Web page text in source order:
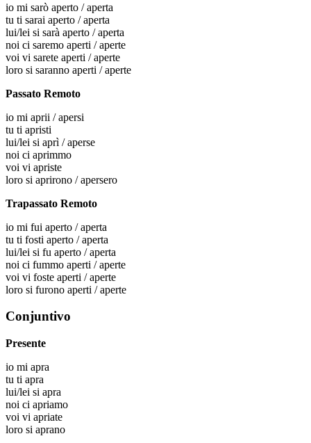
io mi sarò aperto / aperta
tu ti sarai aperto / aperta
lui/lei si sarà aperto / aperta
noi ci saremo aperti / aperte
voi vi sarete aperti / aperte
loro si saranno aperti / aperte
Passato Remoto
io mi aprii / apersi
tu ti apristi
lui/lei si aprì / aperse
noi ci aprimmo
voi vi apriste
loro si aprirono / apersero
Trapassato Remoto
io mi fui aperto / aperta
tu ti fosti aperto / aperta
lui/lei si fu aperto / aperta
noi ci fummo aperti / aperte
voi vi foste aperti / aperte
loro si furono aperti / aperte
Conjuntivo
Presente
io mi apra
tu ti apra
lui/lei si apra
noi ci apriamo
voi vi apriate
loro si aprano